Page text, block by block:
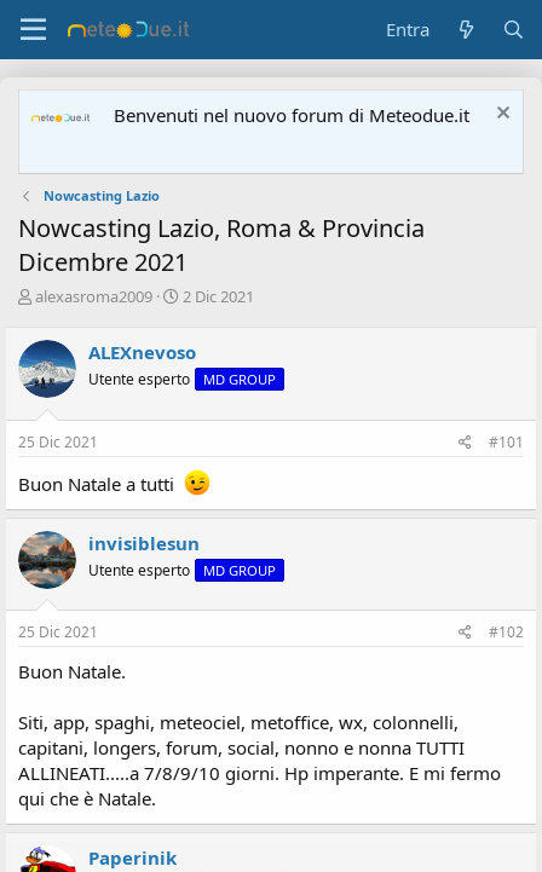
Entra
Benvenuti nel nuovo forum di Meteodue.it
Nowcasting Lazio
Nowcasting Lazio, Roma & Provincia
Dicembre 2021
A
t
o
r
e
d
c
u
s
s
i
n
e
alexasroma2009
D
a
d
i
z
i
2 Dic 2021
ALEXnevoso
Utente esperto MD GROUP
25 Dic 2021 #101
Buon Natale a tutti
invisiblesun
Utente esperto MD GROUP
25 Dic 2021 #102
Buon Natale.
Siti, app, spaghi, meteociel, metoffice, wx, colonnelli,
capitani, longers, forum, social, nonno e nonna TUTTI
ALLINEATI.....a 7/8/9/10 giorni. Hp imperante. E mi fermo
qui che è Natale.
Paperinik